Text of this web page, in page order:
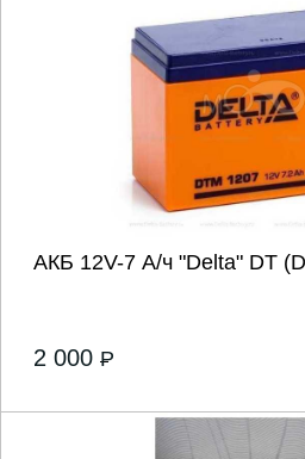
АКБ 12V-7 А/ч "Delta" DТ
2 000 P